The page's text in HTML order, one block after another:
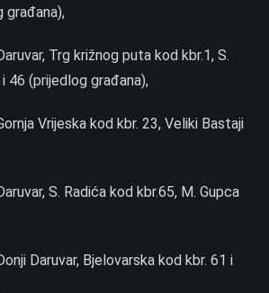
građana),
Trg križnog puta kod kbr.1, S.
46 (prijedlog građana),
Vrijeska kod kbr. 23, Veliki Bastaji
S. Radića kod kbr.65, M. Gupca
Daruvar, Bjelovarska kod kbr. 61 i